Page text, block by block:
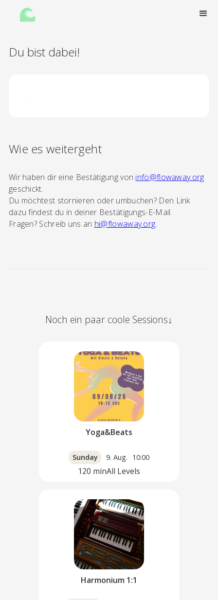
Du bist dabei!
·
Wie es weitergeht
Wir haben dir eine Bestätigung von info@flowaway.org
geschickt.
Du möchtest stornieren oder umbuchen? Den Link
dazu findest du in deiner Bestätigungs-E-Mail.
Fragen? Schreib uns an hi@flowaway.org.
Noch ein paar coole Sessions↓
Yoga&Beats
Sunday 9. Aug. 10:00
120 minAll Levels
Harmonium 1:1